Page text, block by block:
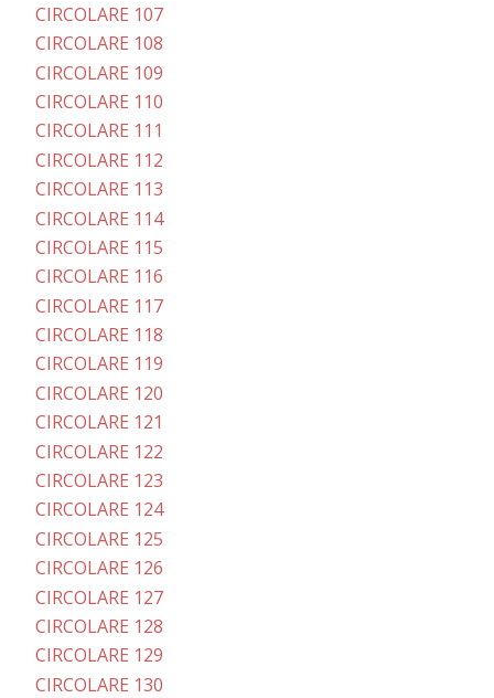
CIRCOLARE 107
CIRCOLARE 108
CIRCOLARE 109
CIRCOLARE 110
CIRCOLARE 111
CIRCOLARE 112
CIRCOLARE 113
CIRCOLARE 114
CIRCOLARE 115
CIRCOLARE 116
CIRCOLARE 117
CIRCOLARE 118
CIRCOLARE 119
CIRCOLARE 120
CIRCOLARE 121
CIRCOLARE 122
CIRCOLARE 123
CIRCOLARE 124
CIRCOLARE 125
CIRCOLARE 126
CIRCOLARE 127
CIRCOLARE 128
CIRCOLARE 129
CIRCOLARE 130